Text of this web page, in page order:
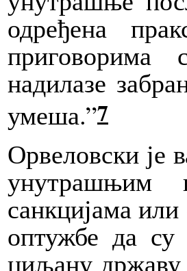
одређена
приговорима
надилазе
умеша.”7
Орвеловски је
унутрашњим
санкцијама
оптужбе да
циљану државу